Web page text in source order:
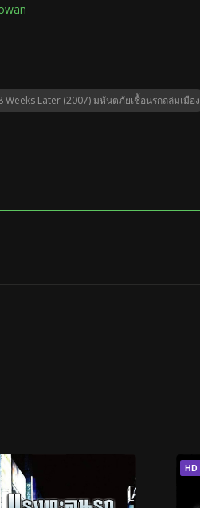
Weeks Later (2007) มหันตภัยเชื้อนรกถล่มเมือง
HD